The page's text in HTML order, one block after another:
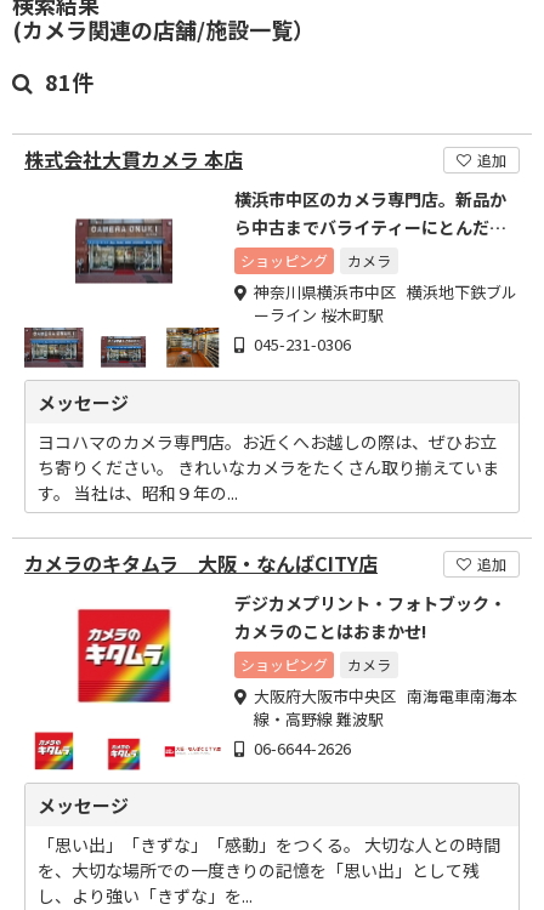
(カメラ関連の店舗/施設一覧）
81件
株式会社大貫カメラ 本店 追加
横浜市中区のカメラ専門店。新品か
ら中古までバライティーにとんだ品
揃え！！
ショッピング カメラ
神奈川県横浜市中区 横浜地下鉄ブル
ーライン 桜木町駅
045-231-0306
メッセージ
ヨコハマのカメラ専門店。お近くへお越しの際は、ぜひお立
ち寄りください。 きれいなカメラをたくさん取り揃えていま
す。 当社は、昭和９年の...
カメラのキタムラ 大阪・なんばCITY店 追加
デジカメプリント・フォトブック・
カメラのことはおまかせ!
ショッピング カメラ
大阪府大阪市中央区 南海電車南海本
線・高野線 難波駅
06-6644-2626
メッセージ
「思い出」「きずな」「感動」をつくる。 大切な人との時間
を、大切な場所での一度きりの記憶を「思い出」として残
し、より強い「きずな」を...